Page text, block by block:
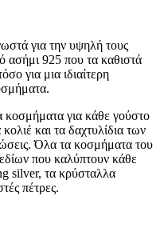
για την υψηλή τους
ασήμι 925 που τα καθιστά
για μια ιδιαίτερη
για κάθε γούστο
και τα δαχτυλίδια των
Όλα τα κοσμήματα του
που καλύπτουν κάθε
silver, τα κρύσταλλα
πέτρες.